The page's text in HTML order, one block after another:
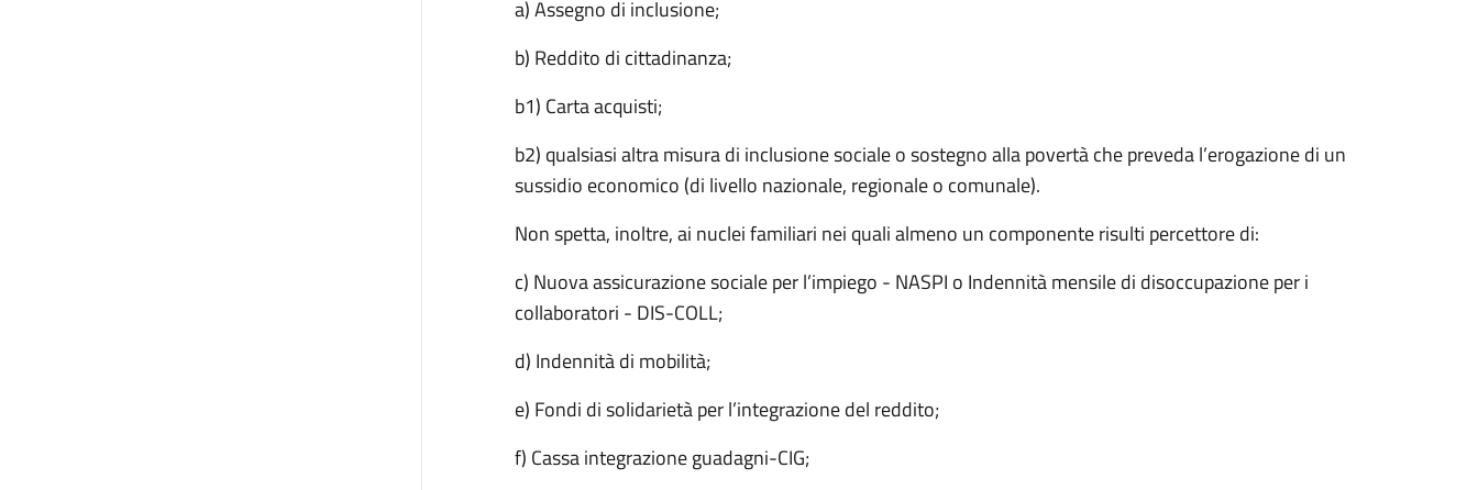
a) Assegno di inclusione;
b) Reddito di cittadinanza;
b1) Carta acquisti;
b2) qualsiasi altra misura di inclusione sociale o sostegno alla povertà che preveda l’erogazione di un
sussidio economico (di livello nazionale, regionale o comunale).
Non spetta, inoltre, ai nuclei familiari nei quali almeno un componente risulti percettore di:
c) Nuova assicurazione sociale per l’impiego - NASPI o Indennità mensile di disoccupazione per i
collaboratori - DIS-COLL;
d) Indennità di mobilità;
e) Fondi di solidarietà per l’integrazione del reddito;
f) Cassa integrazione guadagni-CIG;